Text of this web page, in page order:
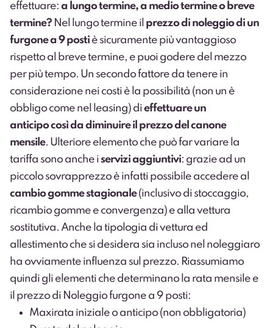
effettuare: a lungo termine, a medio termine o breve
termine? Nel lungo termine il prezzo di noleggio di un
furgone a 9 posti è sicuramente più vantaggioso
rispetto al breve termine, e puoi godere del mezzo
per più tempo. Un secondo fattore da tenere in
considerazione nei costi è la possibilità (non un è
obbligo come nel leasing) dieffettuare un
anticipo così da diminuire il prezzo del canone
mensile. Ulteriore elemento che può far variare la
tariffa sono anche iservizi aggiuntivi: grazie ad un
piccolo sovrapprezzo è infatti possibile accedere al
cambio gomme stagionale(inclusivo di stoccaggio,
ricambio gomme e convergenza) e alla vettura
sostitutiva. Anche la tipologia di vettura ed
allestimento che si desidera sia incluso nel noleggiaro
ha ovviamente influenza sul prezzo. Riassumiamo
quindi gli elementi che determinano la rata mensile e
il prezzo di Noleggio furgone a 9 posti:
Maxirata iniziale o anticipo (non obbligatoria)